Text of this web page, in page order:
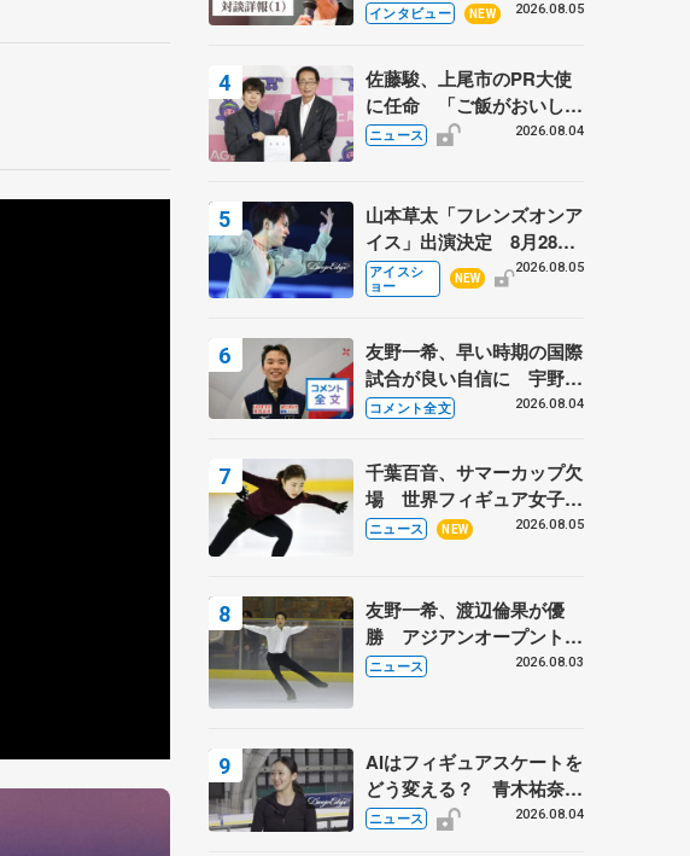
まで… 繁華街のリンクで
に 小林芳子さんが振り返
るスケート人生
インタビュー NEW 2026.08.05
佐藤駿、上尾市のPR大使
に任命 「ご飯がおいし
く、住みやすいのが魅力」
ニュース 2026.08.04
山本草太「フレンズオンア
イス」出演決定 8月28日
（金）2公演のみ 荒川静
香さんプロデュース、20
アイスシ
ョー
NEW
2026.08.05
友野一希、早い時期の国際
試合が良い自信に 宇野昌
磨の現役復帰に思っている
トロフィーフリー後】
コメント全文 2026.08.04
千葉百音、サマーカップ欠
場 世界フィギュア女子2
位
ニュース NEW 2026.08.05
友野一希、渡辺倫果が優
勝 アジアンオープントロ
フィー
ニュース 2026.08.03
AIはフィギュアスケートを
どう変える？ 青木祐奈と
考える採点、トレーニング
ニュース 2026.08.04